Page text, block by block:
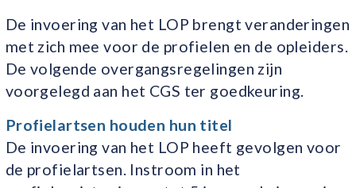
De invoering van het LOP brengt veranderingen
met zich mee voor de profielen en de opleiders.
De volgende overgangsregelingen zijn
voorgelegd aan het CGS ter goedkeuring.
Profielartsen houden hun titel
De invoering van het LOP heeft gevolgen voor
de profielartsen. Instroom in het